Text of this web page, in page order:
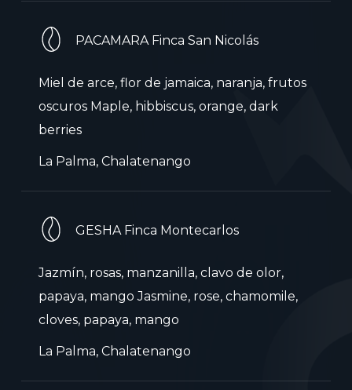
PACAMARA Finca San Nicolás
Miel de arce, flor de jamaica, naranja, frutos
oscuros Maple, hibbiscus, orange, dark
berries
La Palma, Chalatenango
GESHA Finca Montecarlos
Jazmín, rosas, manzanilla, clavo de olor,
papaya, mango Jasmine, rose, chamomile,
cloves, papaya, mango
La Palma, Chalatenango